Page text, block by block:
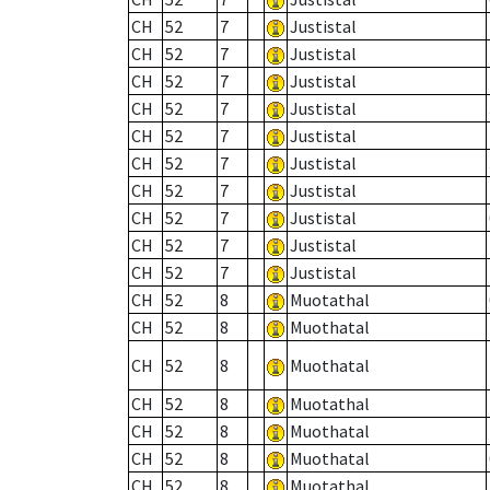
CH
52 7 Justistal
CH
52 7 Justistal
CH
52 7 Justistal
CH
52 7 Justistal
CH
52 7 Justistal
CH
52 7 Justistal
CH
52 7 Justistal
CH
52 7 Justistal
CH
52 7 Justistal
CH
52 7 Justistal
CH
52 8 Muotathal
CH
52 8 Muothatal
CH
52 8 Muothatal
CH
52 8 Muotathal
CH
52 8 Muothatal
CH
52 8 Muothatal